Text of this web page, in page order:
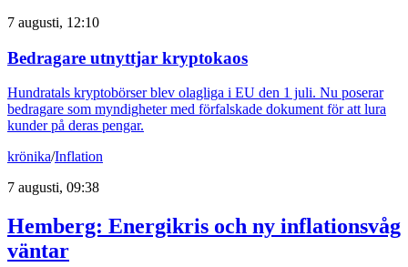
7 augusti, 12:10
Bedragare utnyttjar kryptokaos
Hundratals kryptobörser blev olagliga i EU den 1 juli. Nu poserar
bedragare som myndigheter med förfalskade dokument för att lura
kunder på deras pengar.
krönika/Inflation
7 augusti, 09:38
Hemberg: Energikris och ny inflationsvåg
väntar